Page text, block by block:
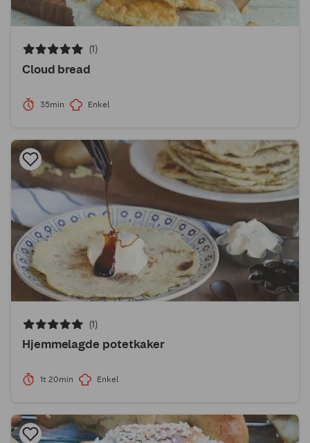
(1)
Cloud bread
35min Enkel
(1)
Hjemmelagde potetkaker
1t 20min Enkel